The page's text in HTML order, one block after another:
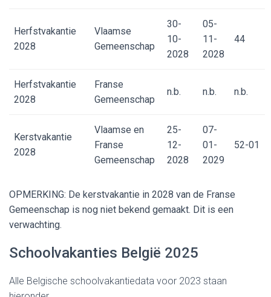
Herfstvakantie
2028
Vlaamse
Gemeenschap
30-
10-
2028
05-
11-
2028
44
Herfstvakantie
2028
Franse
Gemeenschap
n.b. n.b. n.b.
Kerstvakantie
2028
Vlaamse en
Franse
Gemeenschap
25-
12-
2028
07-
01-
2029
52-01
OPMERKING: De kerstvakantie in 2028 van de Franse
Gemeenschap is nog niet bekend gemaakt. Dit is een
verwachting.
Schoolvakanties België 2025
Alle Belgische schoolvakantiedata voor 2023 staan